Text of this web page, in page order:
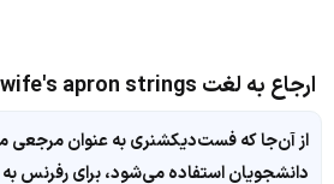
ارجاع به لغت be tied to one's wife's apron strings
از آن‌جا که فست‌دیکشنری به عنوان مرجعی
دانشجویان استفاده می‌شود، برای رفرنس